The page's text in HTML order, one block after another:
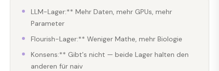
LLM-Lager:** Mehr Daten, mehr GPUs, mehr
Parameter
Flourish-Lager:** Weniger Mathe, mehr Biologie
Konsens:** Gibt's nicht — beide Lager halten den
anderen für naiv